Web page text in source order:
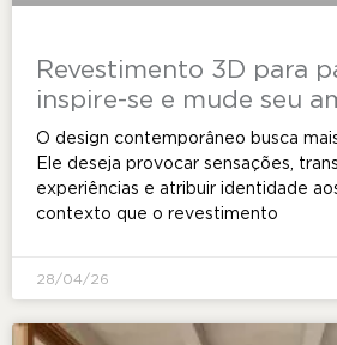
Revestimento 3D para
inspire-se e mude seu
O design contemporâneo busca
Ele deseja provocar sensações,
experiências e atribuir identidade
contexto que o revestimento
28/04/26